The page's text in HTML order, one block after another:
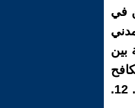
الدين في
7. هل المجتمع المدني
ضدها. 9. هل من علاقة بين
تكافح
وتعاقب التجاوز على حقوق المرأة وممارسة العنف ضدها. 11. دور المرأة من جهة والرجل من جهة أخرى في وضع حد للعنف ضد المرأة. 12.